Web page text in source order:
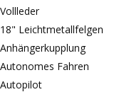
Vollleder
18" Leichtmetallfelgen
Anhängerkupplung
Autonomes Fahren
Autopilot